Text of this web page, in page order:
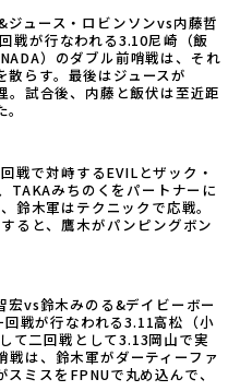
ュース・ロビンソンvs内藤哲
戦が行なわれる3.10尼崎（飯
）のダブル前哨戦は、それ
らす。最後はジュースが
。試合後、内藤と飯伏は至近距
戦で対峙するEVILとザック・
TAKAみちのくをパートナーに
鈴木軍はテクニックで応戦。
ると、鷹木がパンピングボン
vs鈴木みのる&デイビーボー
戦が行なわれる3.11高松（小
て二回戦として3.13岡山で実
は、鈴木軍がダーティーファ
ミスをFPNUで丸め込んで、